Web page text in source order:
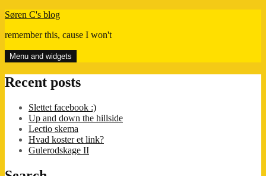
Skip
content
Søren C's blog
remember this, cause I won't
Menu and widgets
Recent posts
Slettet facebook :)
Up and down the hillside
Lectio skema
Hvad koster et link?
Gulerodskage II